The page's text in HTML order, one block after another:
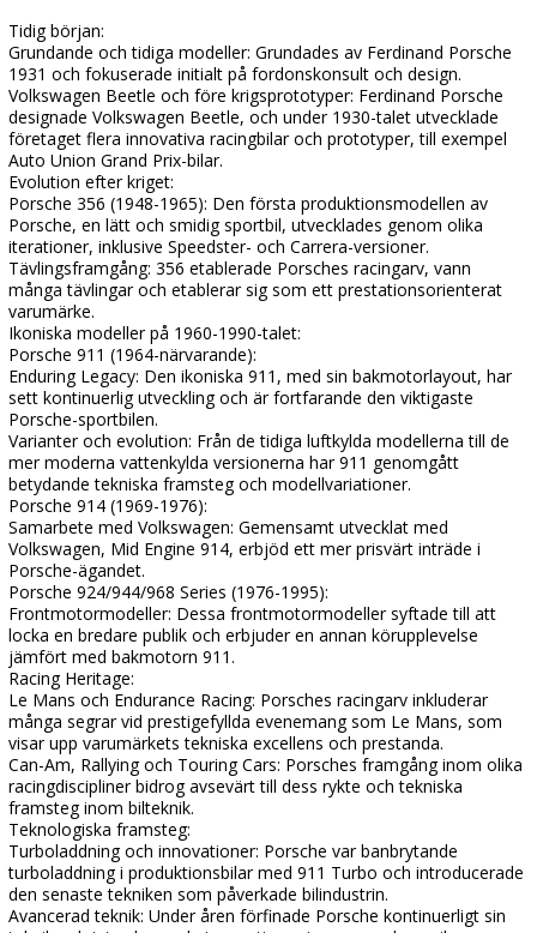
Tidig början:
Grundande och tidiga modeller: Grundades av Ferdinand Porsche
1931 och fokuserade initialt på fordonskonsult och design.
Volkswagen Beetle och före krigsprototyper: Ferdinand Porsche
designade Volkswagen Beetle, och under 1930-talet utvecklade
företaget flera innovativa racingbilar och prototyper, till exempel
Auto Union Grand Prix-bilar.
Evolution efter kriget:
Porsche 356 (1948-1965): Den första produktionsmodellen av
Porsche, en lätt och smidig sportbil, utvecklades genom olika
iterationer, inklusive Speedster- och Carrera-versioner.
Tävlingsframgång: 356 etablerade Porsches racingarv, vann
många tävlingar och etablerar sig som ett prestationsorienterat
varumärke.
Ikoniska modeller på 1960-1990-talet:
Porsche 911 (1964-närvarande):
Enduring Legacy: Den ikoniska 911, med sin bakmotorlayout, har
sett kontinuerlig utveckling och är fortfarande den viktigaste
Porsche-sportbilen.
Varianter och evolution: Från de tidiga luftkylda modellerna till de
mer moderna vattenkylda versionerna har 911 genomgått
betydande tekniska framsteg och modellvariationer.
Porsche 914 (1969-1976):
Samarbete med Volkswagen: Gemensamt utvecklat med
Volkswagen, Mid Engine 914, erbjöd ett mer prisvärt inträde i
Porsche-ägandet.
Porsche 924/944/968 Series (1976-1995):
Frontmotormodeller: Dessa frontmotormodeller syftade till att
locka en bredare publik och erbjuder en annan körupplevelse
jämfört med bakmotorn 911.
Racing Heritage:
Le Mans och Endurance Racing: Porsches racingarv inkluderar
många segrar vid prestigefyllda evenemang som Le Mans, som
visar upp varumärkets tekniska excellens och prestanda.
Can-Am, Rallying och Touring Cars: Porsches framgång inom olika
racingdiscipliner bidrog avsevärt till dess rykte och tekniska
framsteg inom bilteknik.
Teknologiska framsteg:
Turboladdning och innovationer: Porsche var banbrytande
turboladdning i produktionsbilar med 911 Turbo och introducerade
den senaste tekniken som påverkade bilindustrin.
Avancerad teknik: Under åren förfinade Porsche kontinuerligt sin